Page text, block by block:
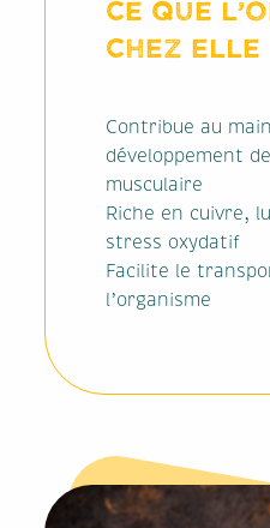
Ce que
chez elle
Contribue au
développement
musculaire
Riche en cuivre,
stress oxydatif
Facilite le
l’organisme